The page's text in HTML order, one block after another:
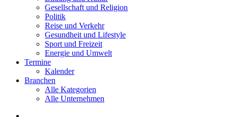
Gesellschaft und Religion
Politik
Reise und Verkehr
Gesundheit und Lifestyle
Sport und Freizeit
Energie und Umwelt
Termine
Kalender
Branchen
Alle Kategorien
Alle Unternehmen